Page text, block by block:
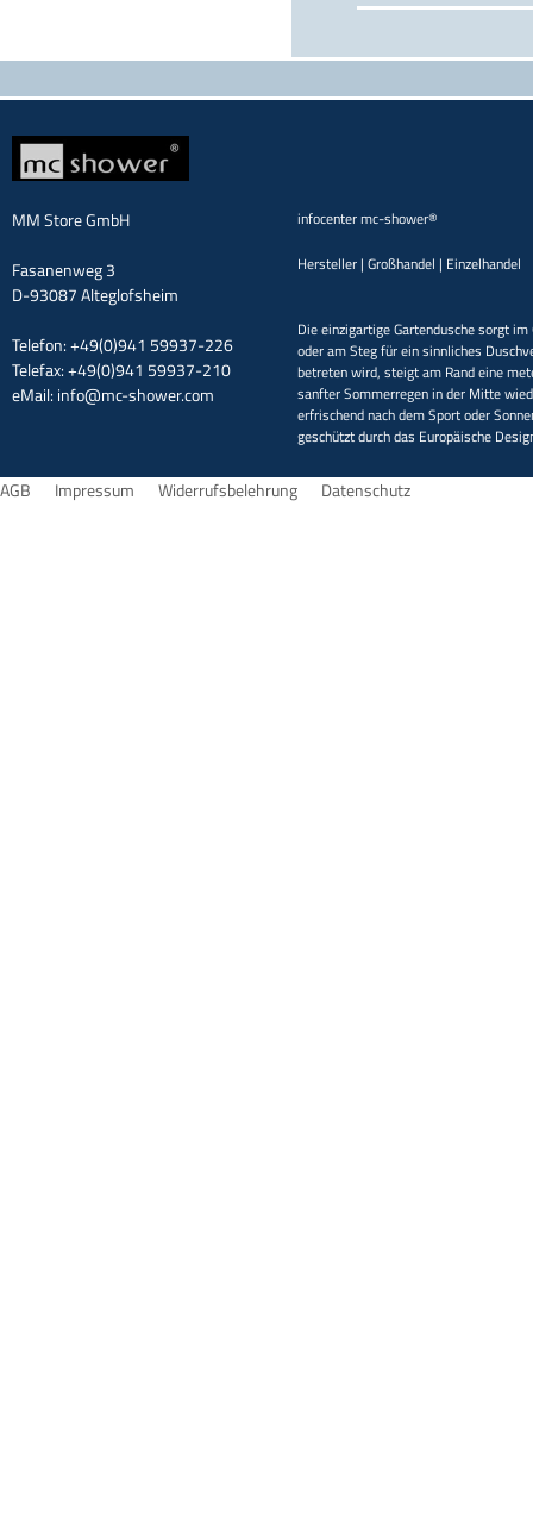
MM Store GmbH
Fasanenweg 3
D-93087 Alteglofsheim
Telefon: +49(0)941 59937-226
Telefax: +49(0)941 59937-210
eMail: info@mc-shower.com
infocenter mc-shower®
Hersteller | Großhandel | Einzelhandel
Die einzigartige Gartendusche sorgt
oder am Steg für ein sinnliches
betreten wird, steigt am Rand eine
sanfter Sommerregen in der Mitte
erfrischend nach dem Sport oder
geschützt durch das Europäische
AGB Impressum Widerrufsbelehrung Datenschutz